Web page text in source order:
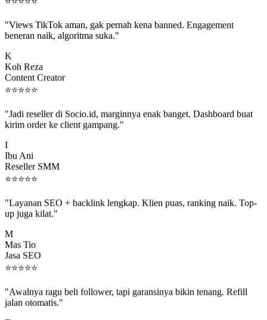
beneran naik, algoritma suka."
Koh Reza
Content Creator
⭐⭐⭐⭐⭐
kirim order ke client gampang."
Ibu Ani
Reseller SMM
⭐⭐⭐⭐⭐
up juga kilat."
Mas Tio
Jasa SEO
⭐⭐⭐⭐⭐
jalan otomatis."